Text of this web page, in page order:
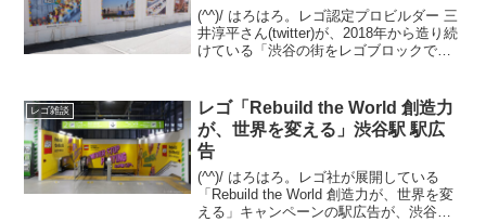
(^^)/ はろはろ。レゴ認定プロビルダー 三
井淳平さん(twitter)が、2018年から造り続
けている「渋谷の街をレゴブロックでつ
谷の街を歩いていたら、三井さ...
レゴ雑談
レゴ「Rebuild the World 創造力
が、世界を変える」渋谷駅 駅広
告
(^^)/ はろはろ。レゴ社が展開している
「Rebuild the World 創造力が、世界を変
える」キャンペーンの駅広告が、渋谷駅